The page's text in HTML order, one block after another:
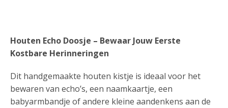
Houten Echo Doosje – Bewaar Jouw Eerste
Kostbare Herinneringen
Dit handgemaakte houten kistje is ideaal voor het
bewaren van echo’s, een naamkaartje, een
babyarmbandje of andere kleine aandenkens aan de